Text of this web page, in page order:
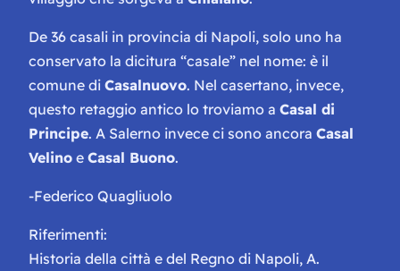
De 36 casali in provincia di Napoli, solo uno ha
conservato la dicitura “casale” nel nome: è il
comune di Casalnuovo. Nel casertano, invece,
questo retaggio antico lo troviamo a Casal di
Principe. A Salerno invece ci sono ancora Casal
Velino e Casal Buono.
-Federico Quagliuolo
Riferimenti:
Historia della città e del Regno di Napoli, A.